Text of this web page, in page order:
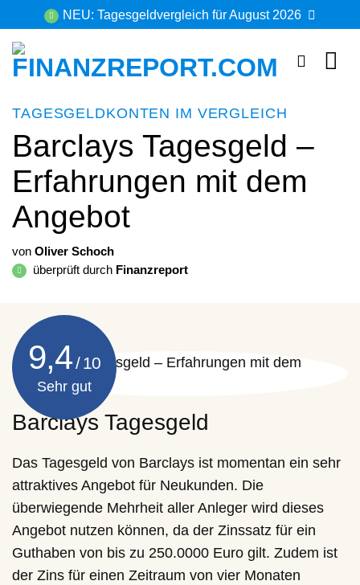
Inhalt
springen
NEU: Tagesgeldvergleich für August 2026
TAGESGELDKONTEN IM VERGLEICH
Barclays Tagesgeld –
Erfahrungen mit dem
Angebot
von Oliver Schoch
überprüft durch Finanzreport
Barclays Tagesgeld
Das Tagesgeld von Barclays ist momentan ein sehr
attraktives Angebot für Neukunden. Die
überwiegende Mehrheit aller Anleger wird dieses
Angebot nutzen können, da der Zinssatz für ein
Guthaben von bis zu 250.0000 Euro gilt. Zudem ist
der Zins für einen Zeitraum von vier Monaten
9,4
Sehr gut